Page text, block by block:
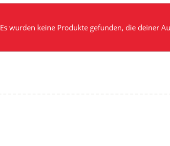
Es wurden keine Produkte gefunden, die deiner